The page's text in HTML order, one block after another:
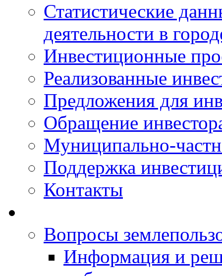
Статистические
деятельности в
Инвестиционные
Реализованные
Предложения для
Обращение
Муниципально-
Поддержка
Контакты
Вопросы
Информация и